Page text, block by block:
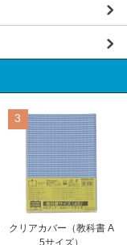
3
クリアカバー（教科書 A